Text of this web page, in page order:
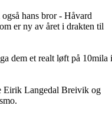
hans bror - Håvard
er ny av året i drakten til
dem et realt løft på 10mila i
Eirik Langedal Breivik og